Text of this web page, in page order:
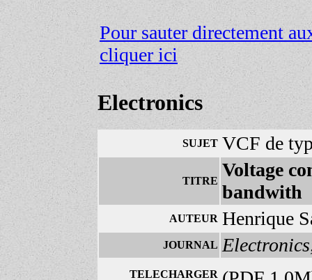
Pour sauter directement
cliquer ici
Electronics
SUJET VCF de
TITRE
Voltage
bandwith
AUTEUR Henrique
JOURNAL
TELECHARGER